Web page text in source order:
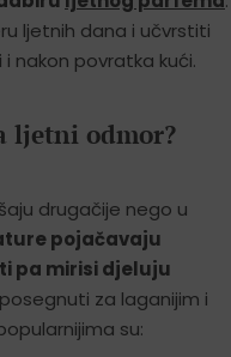
ljetnih dana i učvrstiti
nakon povratka kući.
ljetni odmor?
drugačije nego u
pojačavaju
pa mirisi djeluju
za laganijim i
su: